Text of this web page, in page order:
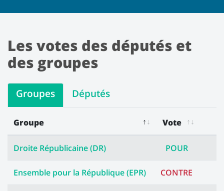
Les votes des députés et
des groupes
Groupes Députés
Groupe Vote
Droite Républicaine (DR) POUR
Ensemble pour la République (EPR) CONTRE